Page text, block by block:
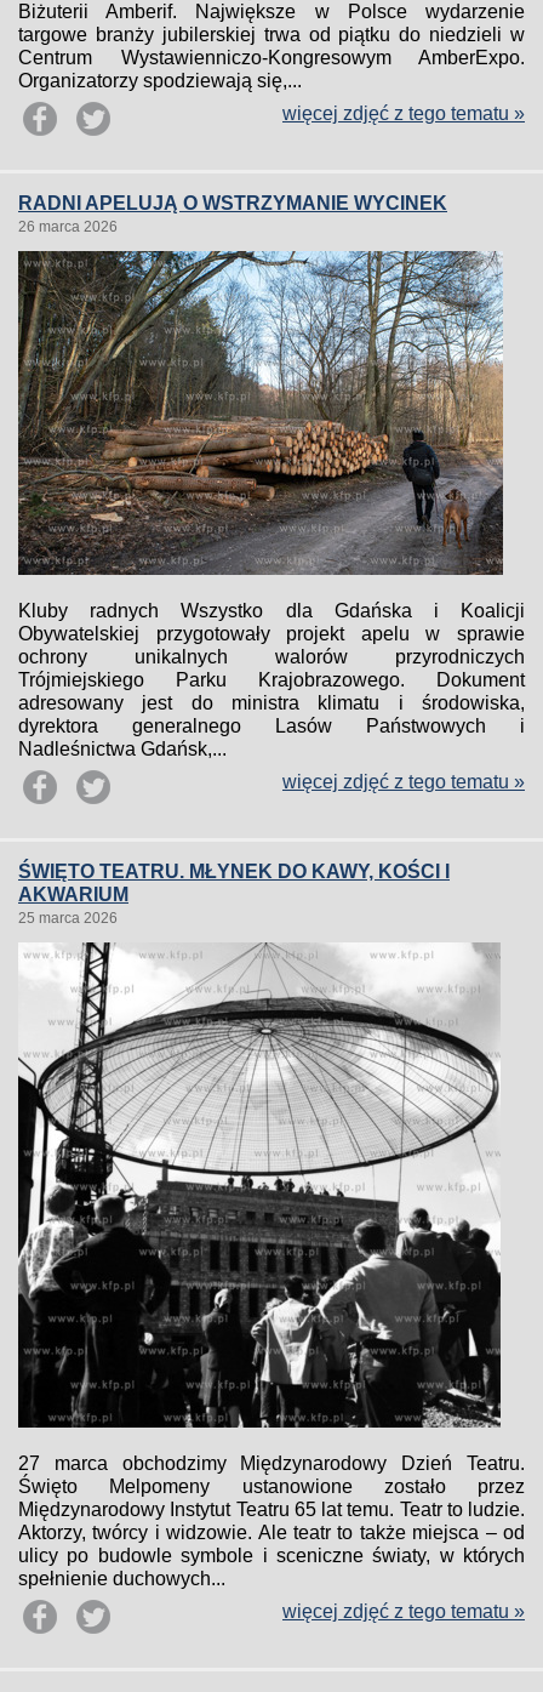
Biżuterii Amberif. Największe w Polsce wydarzenie
targowe branży jubilerskiej trwa od piątku do niedzieli w
Centrum Wystawienniczo-Kongresowym AmberExpo.
Organizatorzy spodziewają się,...
więcej zdjęć z tego tematu »
RADNI APELUJĄ O WSTRZYMANIE WYCINEK
26 marca 2026
Kluby radnych Wszystko dla Gdańska i Koalicji
Obywatelskiej przygotowały projekt apelu w sprawie
ochrony unikalnych walorów przyrodniczych
Trójmiejskiego Parku Krajobrazowego. Dokument
adresowany jest do ministra klimatu i środowiska,
dyrektora generalnego Lasów Państwowych i
Nadleśnictwa Gdańsk,...
więcej zdjęć z tego tematu »
ŚWIĘTO TEATRU. MŁYNEK DO KAWY, KOŚCI I
AKWARIUM
25 marca 2026
27 marca obchodzimy Międzynarodowy Dzień Teatru.
Święto Melpomeny ustanowione zostało przez
Międzynarodowy Instytut Teatru 65 lat temu. Teatr to ludzie.
Aktorzy, twórcy i widzowie. Ale teatr to także miejsca – od
ulicy po budowle symbole i sceniczne światy, w których
spełnienie duchowych...
więcej zdjęć z tego tematu »